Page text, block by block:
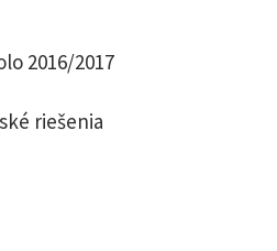
2016/2017
riešenia